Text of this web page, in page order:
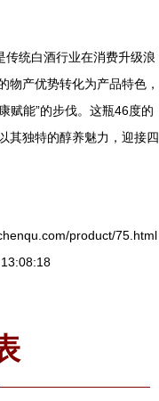
传统白酒行业在消费升级浪
物产优势转化为产品特色，
赋能”的步伐。这瓶46度的
其独特的醇养魅力，迎接四
product/75.html